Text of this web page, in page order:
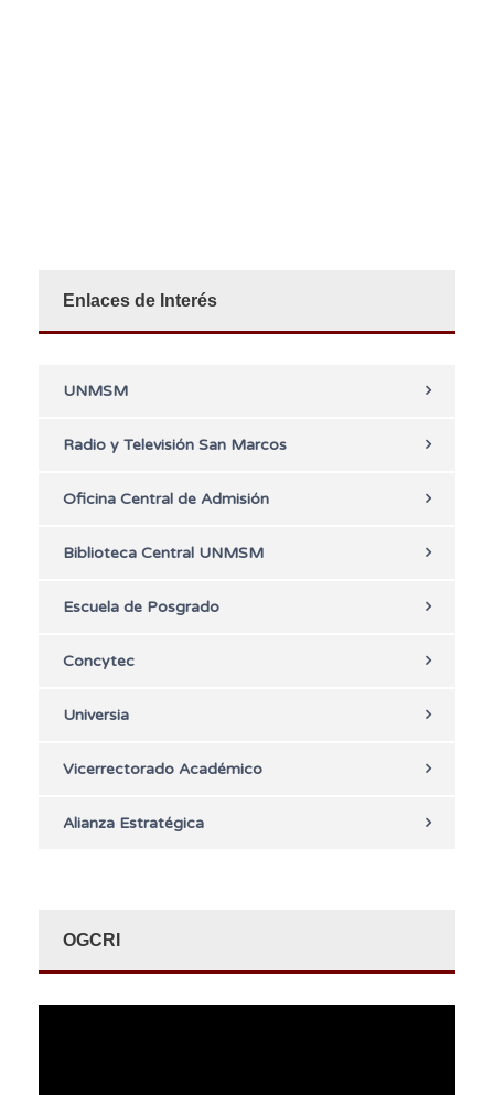
Enlaces de Interés
UNMSM
Radio y Televisión San Marcos
Oficina Central de Admisión
Biblioteca Central UNMSM
Escuela de Posgrado
Concytec
Universia
Vicerrectorado Académico
Alianza Estratégica
OGCRI